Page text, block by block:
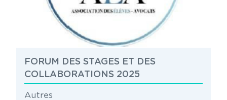
FORUM DES STAGES ET DES
COLLABORATIONS 2025
Autres